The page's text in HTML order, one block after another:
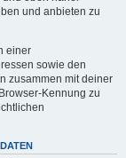
und anbieten zu
einer
sowie den
zusammen mit deiner
Kennung zu